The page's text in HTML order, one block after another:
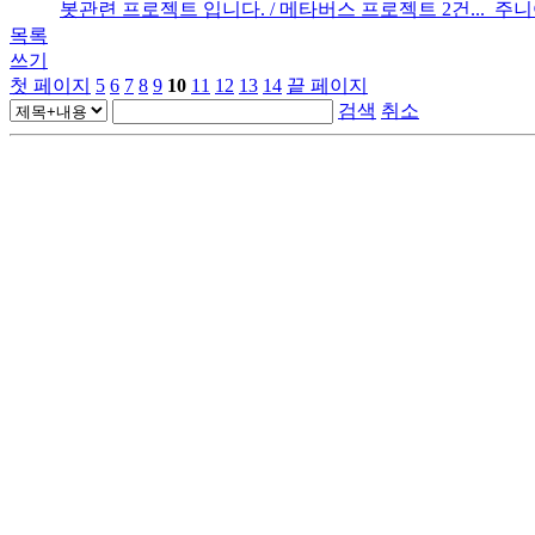
봇관련 프로젝트 입니다. / 메타버스 프로젝트 2건... ​ 주
목록
쓰기
첫 페이지
5 6 7 8 9 10 11 12 13 14 끝 페이지
검색 취소